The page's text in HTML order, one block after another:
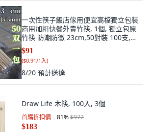
一次性筷子飯店傢用便宜高檔獨立包裝
商用加粗快餐外賣竹筷, 1個, 獨立包原
竹筷 防潮防黴 23cm,50對裝 100支,
100支
$91
($0.91/1入)
8/20 預計送達
Draw Life 木筷, 100入, 3個
首購折扣價 81%$972
$183